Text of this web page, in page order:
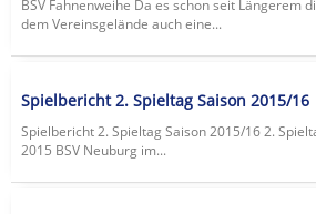
BSV Fahnenweihe Da es schon seit Längerem
dem Vereinsgelände auch eine...
Spielbericht 2. Spieltag Saison 2015/16
Spielbericht 2. Spieltag Saison 2015/16 2.
2015 BSV Neuburg im...